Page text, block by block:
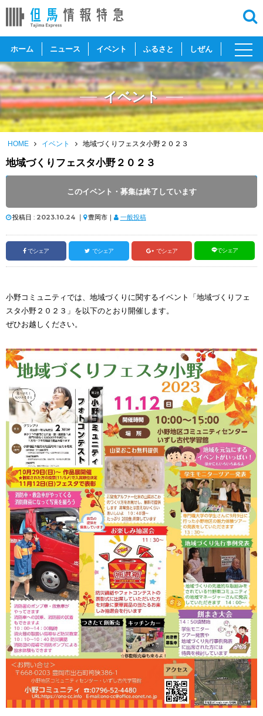
ホーム ニュース イベント ふるさと しぜん
toggle
イベント
HOME イベント 地域づくりフェスタ小野２０２３
地域づくりフェスタ小野２０２３
このイベント・募集は終了しています
開催時間 : 10:00 ～ 15:00
投稿日 : 2023.10.24 ｜ 豊岡市｜ 一般投稿
でシェア でシェア でシェア でシェア
小野コミュニティでは、地域づくりに関するイベント「地域づくりフェ
スタ小野２０２３」を以下のとおり開催します。
ぜひお越しください。